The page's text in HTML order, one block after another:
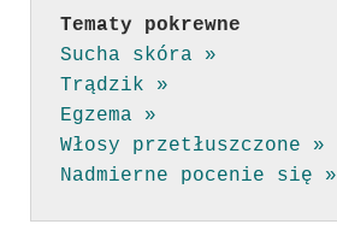
Tematy pokrewne
Sucha skóra »
Trądzik »
Egzema »
Włosy przetłuszczone »
Nadmierne pocenie się »